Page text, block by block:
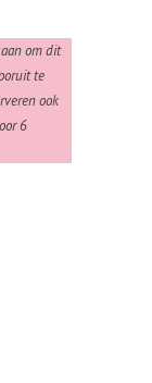
om dit
te
ook
6